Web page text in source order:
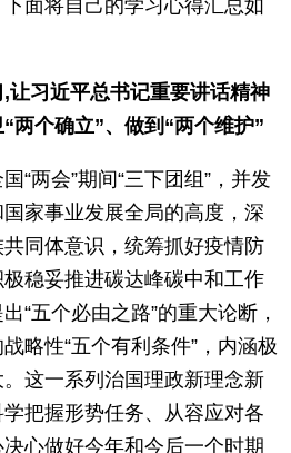
面将自己的学习心得汇总如
习近平总书记重要讲话精神
两个确立”、做到“两个维护”
两会”期间“三下团组”，并发
家事业发展全局的高度，深
同体意识，统筹抓好疫情防
稳妥推进碳达峰碳中和工作
“五个必由之路”的重大论断，
略性“五个有利条件”，内涵极
这一系列治国理政新理念新
把握形势任务、从容应对各
心做好今年和今后一个时期